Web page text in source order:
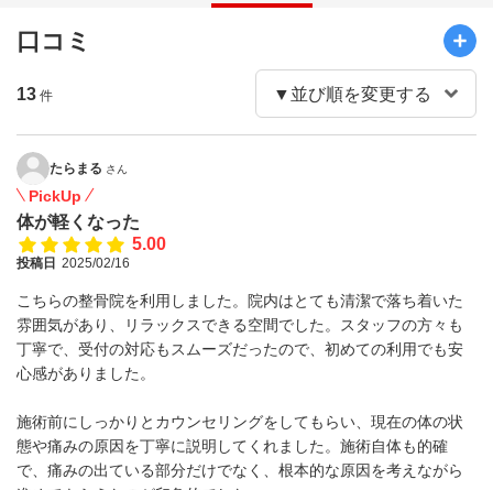
口コミ
13 件
たらまる さん
PickUp
体が軽くなった
5.00
投稿日 2025/02/16
こちらの整骨院を利用しました。院内はとても清潔で落ち着いた
雰囲気があり、リラックスできる空間でした。スタッフの方々も
丁寧で、受付の対応もスムーズだったので、初めての利用でも安
心感がありました。
施術前にしっかりとカウンセリングをしてもらい、現在の体の状
態や痛みの原因を丁寧に説明してくれました。施術自体も的確
で、痛みの出ている部分だけでなく、根本的な原因を考えながら